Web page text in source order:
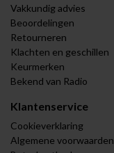
Vakkundig advies
Beoordelingen
Retourneren
Klachten en geschillen
Keurmerken
Bekend van Radio
Klantenservice
Cookieverklaring
Algemene voorwaarden